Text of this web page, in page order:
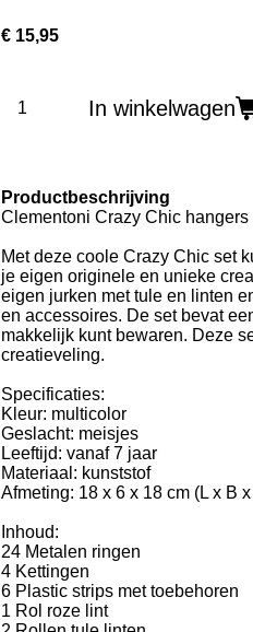
€ 15,95
In winkelwagen
Productbeschrijving
Clementoni Crazy Chic hangers
Met deze coole Crazy Chic set
je eigen originele en unieke
eigen jurken met tule en linten
en accessoires. De set bevat
makkelijk kunt bewaren. Deze
creatieveling.
Specificaties:
Kleur: multicolor
Geslacht: meisjes
Leeftijd: vanaf 7 jaar
Materiaal: kunststof
Afmeting: 18 x 6 x 18 cm (L x B
Inhoud:
24 Metalen ringen
4 Kettingen
6 Plastic strips met toebehoren
1 Rol roze lint